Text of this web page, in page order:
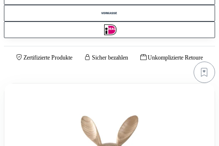
Zertifizierte Produkte Sicher bezahlen Unkomplizierte Retoure